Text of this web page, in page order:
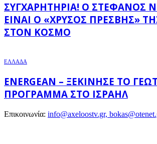
ΣΥΓΧΑΡΗΤΉΡΙΑ! Ο ΣΤΈΦΑΝΟΣ
ΕΊΝΑΙ Ο «ΧΡΥΣΌΣ ΠΡΈΣΒΗΣ»
ΣΤΟΝ ΚΌΣΜΟ
ΕΛΛΑΔΑ
ENERGEAN – ΞΕΚΊΝΗΣΕ ΤΟ
ΠΡΌΓΡΑΜΜΑ ΣΤΟ ΙΣΡΑΉΛ
Επικοινωνία: info@axeloostv.gr,